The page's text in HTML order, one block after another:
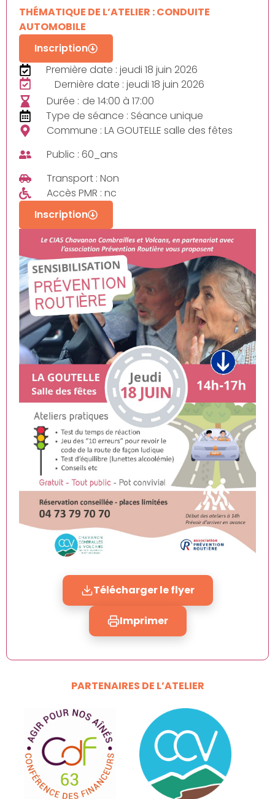
THÉMATIQUE DE L’ATELIER : CONDUITE
AUTOMOBILE
Inscription
Première date : jeudi 18 juin 2026
Dernière date : jeudi 18 juin 2026
Durée : de 14:00 à 17:00
Type de séance : Séance unique
Commune : LA GOUTELLE salle des fêtes
Public : 60_ans
Transport : Non
Accès PMR : nc
Inscription
Télécharger le flyer
Imprimer
PARTENAIRES DE L’ATELIER